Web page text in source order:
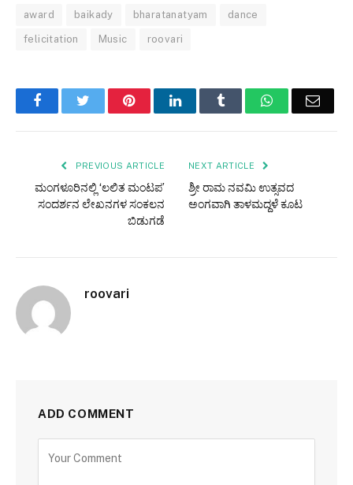
award baikady bharatanatyam dance
felicitation Music roovari
FacebookTwitter PinterestLinkedInTumblr WhatsAppEmail
PREVIOUS ARTICLE
ಮಂಗಳೂರಿನಲ್ಲಿ ‘ಲಲಿತ ಮಂಟಪ’
ಸಂದರ್ಶನ ಲೇಖನಗಳ ಸಂಕಲನ
ಬಿಡುಗಡೆ
NEXT ARTICLE
ಶ್ರೀ ರಾಮ ನವಮಿ ಉತ್ಸವದ
ಅಂಗವಾಗಿ ತಾಳಮದ್ದಳೆ ಕೂಟ
roovari
ADD COMMENT